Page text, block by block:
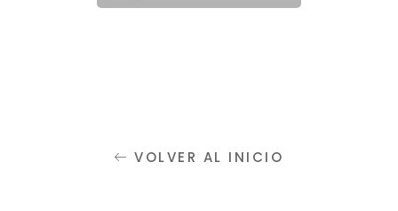
VOLVER AL INICIO